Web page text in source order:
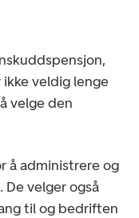
veldig lenge
velge den
å administrere og
velger også
til og bedriften